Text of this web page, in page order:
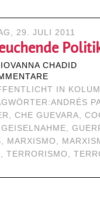
29. JULI 2011
CHADID
IN
ANDRÉS
, CHE GUEVARA,
GEISELNAHME,
, MARXISMO ,
, TERRORISMO ,